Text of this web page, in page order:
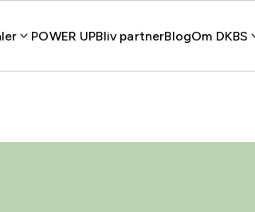
POWER UPBliv partnerBlogOm DKBS